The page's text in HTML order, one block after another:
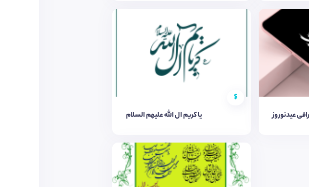
$
یا کریم ال الله علیهم السلام عیدنوروز